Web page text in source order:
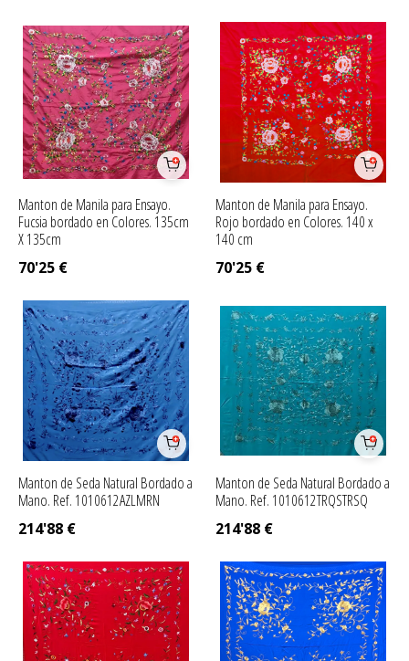
Manton de Manila para Ensayo.
Fucsia bordado en Colores. 135cm
X 135cm
70'25 €
Manton de Manila para Ensayo.
Rojo bordado en Colores. 140 x
140 cm
70'25 €
Manton de Seda Natural Bordado a
Mano. Ref. 1010612AZLMRN
214'88 €
Manton de Seda Natural Bordado a
Mano. Ref. 1010612TRQSTRSQ
214'88 €